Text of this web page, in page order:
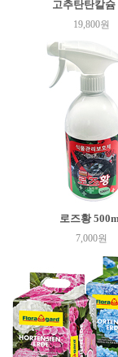
고추탄탄칼슘
19,800원
로즈황
7,000원